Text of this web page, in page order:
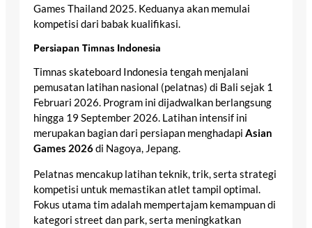
Games Thailand 2025. Keduanya akan memulai
kompetisi dari babak kualifikasi.
Persiapan Timnas Indonesia
Timnas skateboard Indonesia tengah menjalani
pemusatan latihan nasional (pelatnas) di Bali sejak 1
Februari 2026. Program ini dijadwalkan berlangsung
hingga 19 September 2026. Latihan intensif ini
merupakan bagian dari persiapan menghadapi Asian
Games 2026di Nagoya, Jepang.
Pelatnas mencakup latihan teknik, trik, serta strategi
kompetisi untuk memastikan atlet tampil optimal.
Fokus utama tim adalah mempertajam kemampuan di
kategori street dan park, serta meningkatkan